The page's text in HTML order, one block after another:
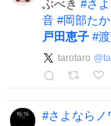
ぶべき #さ
音 #岡部た
戸田恵子 #
tarotaro @
#さよならノ